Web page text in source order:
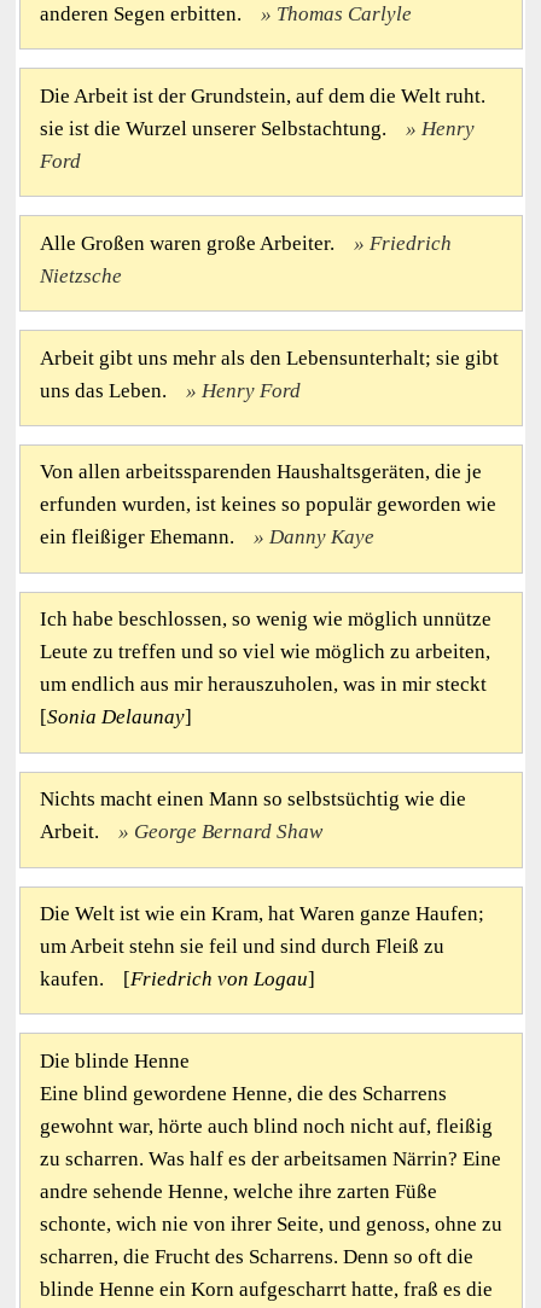
anderen Segen erbitten.
Thomas Carlyle
Die Arbeit ist der Grundstein, auf dem die Welt ruht.
sie ist die Wurzel unserer Selbstachtung.
Henry
Ford
Alle Großen waren große Arbeiter.
Friedrich
Nietzsche
Arbeit gibt uns mehr als den Lebensunterhalt; sie gibt
uns das Leben.
Henry Ford
Von allen arbeitssparenden Haushaltsgeräten, die je
erfunden wurden, ist keines so populär geworden wie
ein fleißiger Ehemann.
Danny Kaye
Ich habe beschlossen, so wenig wie möglich unnütze
Leute zu treffen und so viel wie möglich zu arbeiten,
um endlich aus mir herauszuholen, was in mir steckt
[Sonia Delaunay]
Nichts macht einen Mann so selbstsüchtig wie die
Arbeit.
George Bernard Shaw
Die Welt ist wie ein Kram, hat Waren ganze Haufen;
um Arbeit stehn sie feil und sind durch Fleiß zu
kaufen. [Friedrich von Logau]
Die blinde Henne
Eine blind gewordene Henne, die des Scharrens
gewohnt war, hörte auch blind noch nicht auf, fleißig
zu scharren. Was half es der arbeitsamen Närrin? Eine
andre sehende Henne, welche ihre zarten Füße
schonte, wich nie von ihrer Seite, und genoss, ohne zu
scharren, die Frucht des Scharrens. Denn so oft die
blinde Henne ein Korn aufgescharrt hatte, fraß es die